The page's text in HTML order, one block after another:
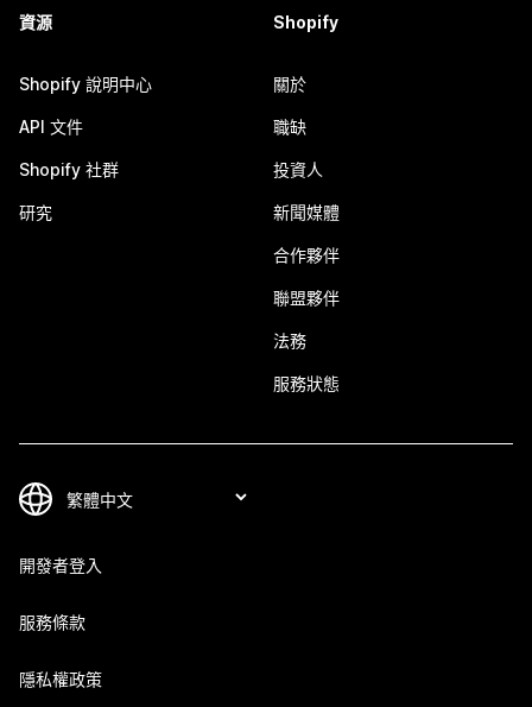
資源
Shopify 說明中心
API 文件
Shopify 社群
研究
Shopify
關於
職缺
投資人
新聞媒體
合作夥伴
聯盟夥伴
法務
服務狀態
開發者登入
服務條款
隱私權政策